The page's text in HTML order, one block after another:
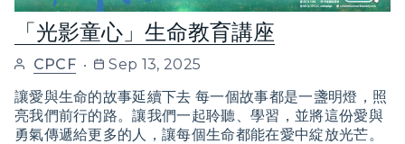
​「光影童心」生命教育講座
CPCF
Sep 13, 2025
讓愛與生命的故事延續下去 每一個故事都是一盞明燈，照
亮我們前行的路。讓我們一起聆聽、學習，並將這份愛與
勇氣傳遞給更多的人，讓每個生命都能在愛中綻放光芒。